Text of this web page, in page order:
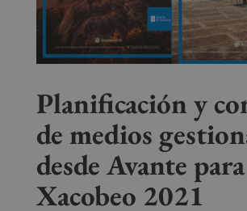
Planificación y
de medios
desde Avante
Xacobeo 2021